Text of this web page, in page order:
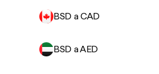
BSD a CAD
BSD a AED